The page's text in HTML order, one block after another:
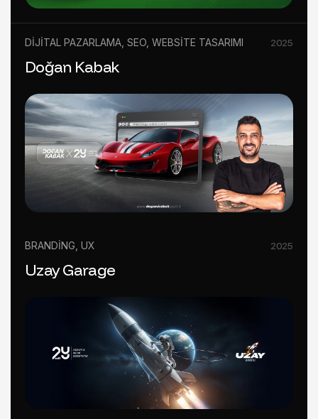
DIJITAL PAZARLAMA SEO WEBSITE TASARIMI 2025
Doğan Kabak
BRANDING UX 2025
Uzay Garage